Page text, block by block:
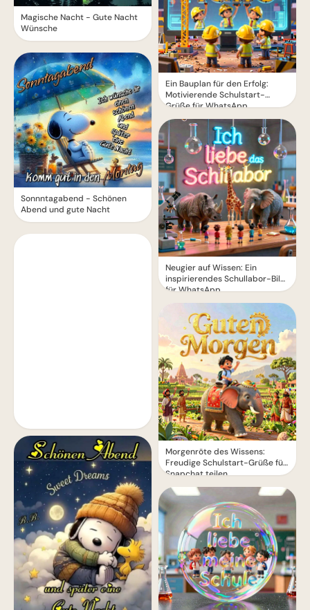
Magische Nacht - Gute Nacht
Wünsche
Sonnntagabend - Schönen
Abend und gute Nacht
Ein Bauplan für den Erfolg:
Motivierende Schulstart-
Grüße für WhatsApp
Neugier auf Wissen: Ein
inspirierendes Schullabor-Bild
für WhatsApp
Morgenröte des Wissens:
Freudige Schulstart-Grüße für
Snapchat teilen